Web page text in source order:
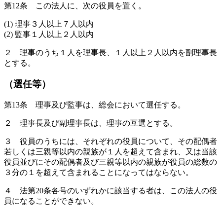
第12条 この法人に、次の役員を置く。
(1) 理事３人以上７人以内
(2) 監事１人以上２人以内
２ 理事のうち１人を理事長、１人以上２人以内を副理事長
とする。
（選任等）
第13条 理事及び監事は、総会において選任する。
２ 理事長及び副理事長は、理事の互選とする。
３ 役員のうちには、それぞれの役員について、その配偶者
若しくは三親等以内の親族が１人を超えて含まれ、又は当該
役員並びにその配偶者及び三親等以内の親族が役員の総数の
３分の１を超えて含まれることになってはならない。
４ 法第20条各号のいずれかに該当する者は、この法人の役
員になることができない。